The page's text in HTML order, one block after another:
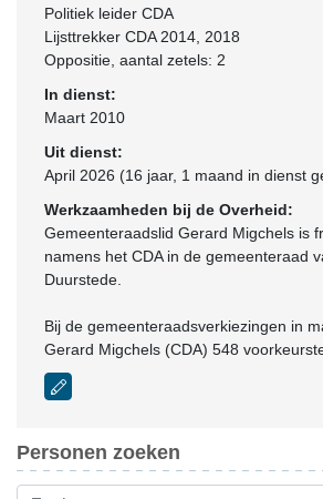
Politiek leider CDA
Lijsttrekker CDA 2014, 2018
Oppositie , aantal zetels: 2
In dienst:
Maart 2010
Uit dienst:
April 2026 (16 jaar, 1 maand in dienst
Werkzaamheden bij de Overheid:
Gemeenteraadslid Gerard Migchels is
namens het CDA in de gemeenteraad
Duurstede.
Bij de gemeenteraadsverkiezingen in
Gerard Migchels (CDA) 548
Personen zoeken